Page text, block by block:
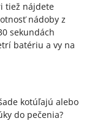
tiež nájdete
nádoby z
sekundách
batériu a vy na
kotúľajú alebo
do pečenia?